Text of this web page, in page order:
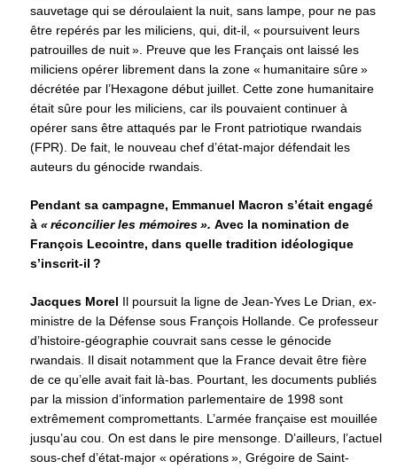
sauvetage qui se déroulaient la nuit, sans lampe, pour ne pas
être repérés par les miliciens, qui, dit-il, « poursuivent leurs
patrouilles de nuit ». Preuve que les Français ont laissé les
miliciens opérer librement dans la zone « humanitaire sûre »
décrétée par l’Hexagone début juillet. Cette zone humanitaire
était sûre pour les miliciens, car ils pouvaient continuer à
opérer sans être attaqués par le Front patriotique rwandais
(FPR). De fait, le nouveau chef d’état-major défendait les
auteurs du génocide rwandais.
Pendant sa campagne, Emmanuel Macron s’était engagé
à « réconcilier les mémoires ». Avec la nomination de
François Lecointre, dans quelle tradition idéologique
s’inscrit-il ?
Jacques Morel Il poursuit la ligne de Jean-Yves Le Drian, ex-
ministre de la Défense sous François Hollande. Ce professeur
d’histoire-géographie couvrait sans cesse le génocide
rwandais. Il disait notamment que la France devait être fière
de ce qu’elle avait fait là-bas. Pourtant, les documents publiés
par la mission d’information parlementaire de 1998 sont
extrêmement compromettants. L’armée française est mouillée
jusqu’au cou. On est dans le pire mensonge. D’ailleurs, l’actuel
sous-chef d’état-major « opérations », Grégoire de Saint-